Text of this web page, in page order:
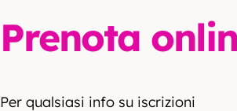
Prenota
Per qualsiasi info su iscrizioni